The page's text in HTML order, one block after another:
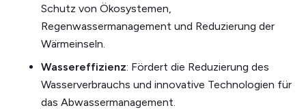
Schutz von Ökosystemen,
Regenwassermanagement und Reduzierung der
Wärmeinseln.
Wassereffizienz: Fördert die Reduzierung des
Wasserverbrauchs und innovative Technologien für
das Abwassermanagement.